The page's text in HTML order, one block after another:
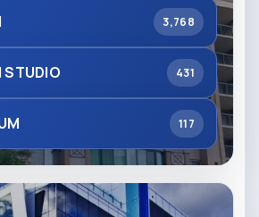
3,768
STUDIO 431
117